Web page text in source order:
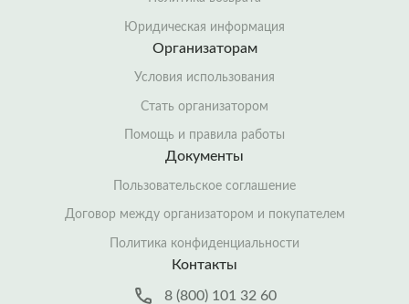
Юридическая информация
Организаторам
Условия использования
Стать организатором
Помощь и правила работы
Документы
Пользовательское соглашение
Договор между организатором и покупателем
Политика конфиденциальности
Контакты
8 (800) 101 32 60